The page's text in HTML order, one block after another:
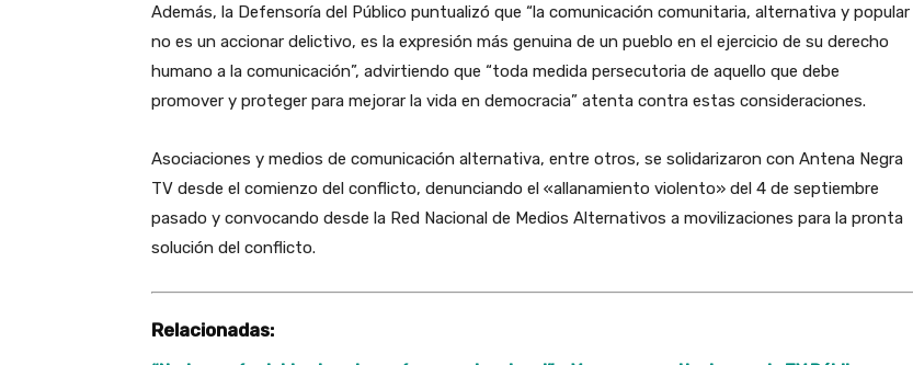
Además, la Defensoría del Público puntualizó que “la comunicación comunitaria, alternativa y popular
no es un accionar delictivo, es la expresión más genuina de un pueblo en el ejercicio de su derecho
humano a la comunicación”, advirtiendo que “toda medida persecutoria de aquello que debe
promover y proteger para mejorar la vida en democracia” atenta contra estas consideraciones.
Asociaciones y medios de comunicación alternativa, entre otros, se solidarizaron con Antena Negra
TV desde el comienzo del conflicto, denunciando el «allanamiento violento» del 4 de septiembre
pasado y convocando desde la Red Nacional de Medios Alternativos a movilizaciones para la pronta
solución del conflicto.
Relacionadas: